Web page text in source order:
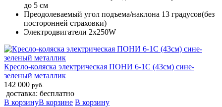
до 5 см
Преодолеваемый угол подъема/наклона 13 градусов(без
посторонней страховки)
Электродвигатели 2х250W
Кресло-коляска электрическая ПОНИ 6-1С (43см) сине-
зеленый металлик
142 000 руб.
доставка: бесплатно
В корзинуВ корзине В корзину